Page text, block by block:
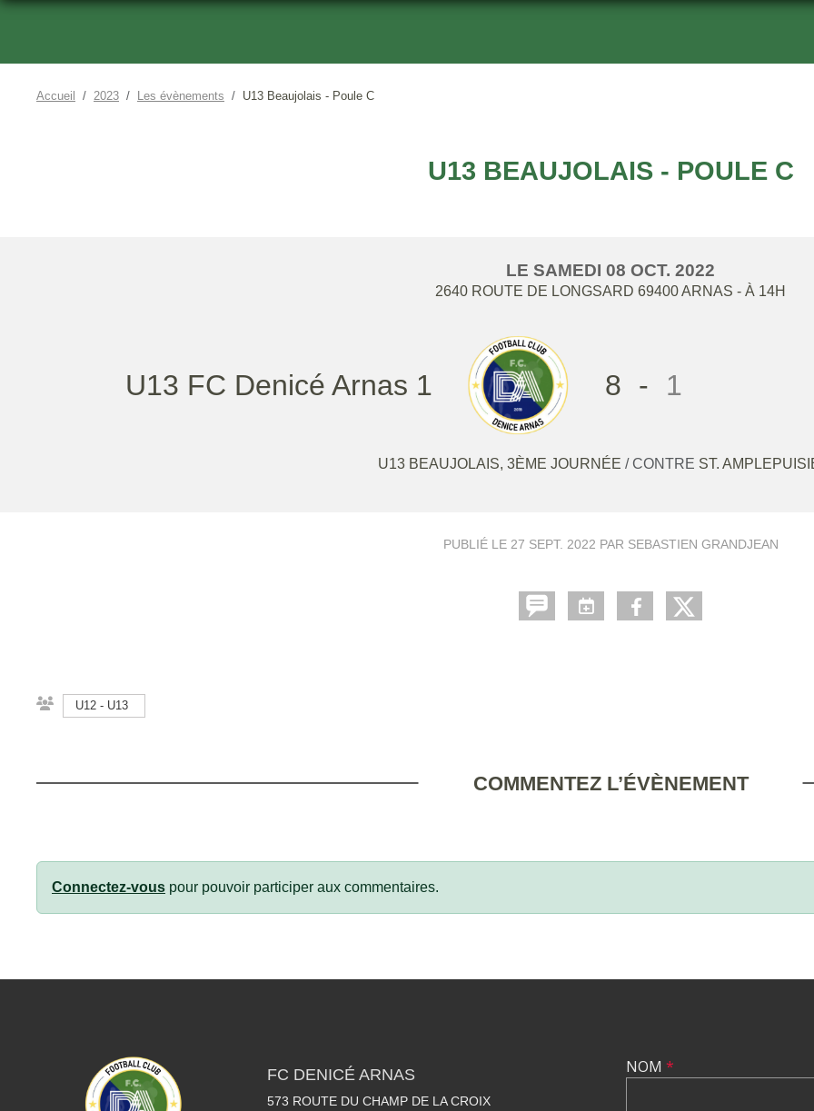
Accueil 2023 Les évènements U13 Beaujolais - Poule C
U13 BEAUJOLAIS - POULE C
LE SAMEDI 08 OCT. 2022
2640 ROUTE DE LONGSARD 69400ARNAS - À 14H
U13 FC Denicé Arnas 1 8 - 1
U13 BEAUJOLAIS, 3ÈME JOURNÉE / CONTRE ST.
PUBLIÉ LE 27 SEPT. 2022 PAR SEBASTIEN GRANDJEAN
U12 - U13
COMMENTEZ L’ÉVÈNEMENT
Connectez-vous pour pouvoir participer aux commentaires.
FC DENICÉ ARNAS
573 ROUTE DU CHAMP DE LA CROIX
NOM *